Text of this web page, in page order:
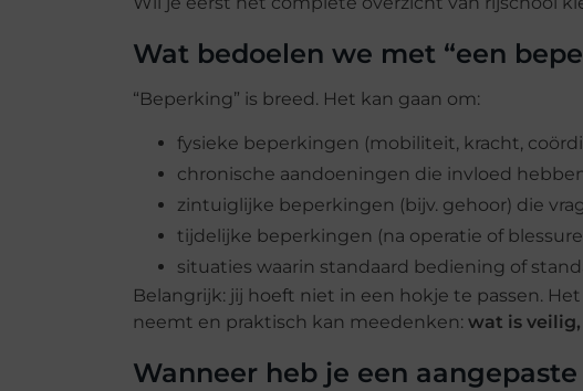
Wat bedoelen we met “een
“Beperking” is breed. Het kan gaan om:
fysieke beperkingen (mobiliteit, kracht,
chronische aandoeningen die invloed
zintuiglijke beperkingen (bijv. gehoor) die
tijdelijke beperkingen (na operatie of
situaties waarin standaard bediening of
Belangrijk: jij hoeft niet in een hokje te passen.
neemt en praktisch kan meedenken: wat is
Wanneer heb je een